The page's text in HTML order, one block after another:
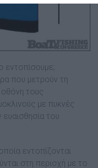
εντοπίσουµε;
που µετρούν τη
οθόνη τους
µε πυκνές
του
εντοπίζονται
στη περιοχή µε το